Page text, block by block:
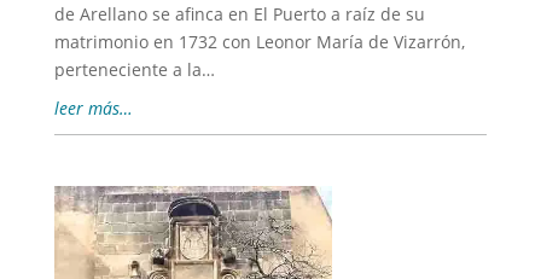
de Arellano se afinca en El Puerto a raíz de su
matrimonio en 1732 con Leonor María de Vizarrón,
perteneciente a la…
leer más…